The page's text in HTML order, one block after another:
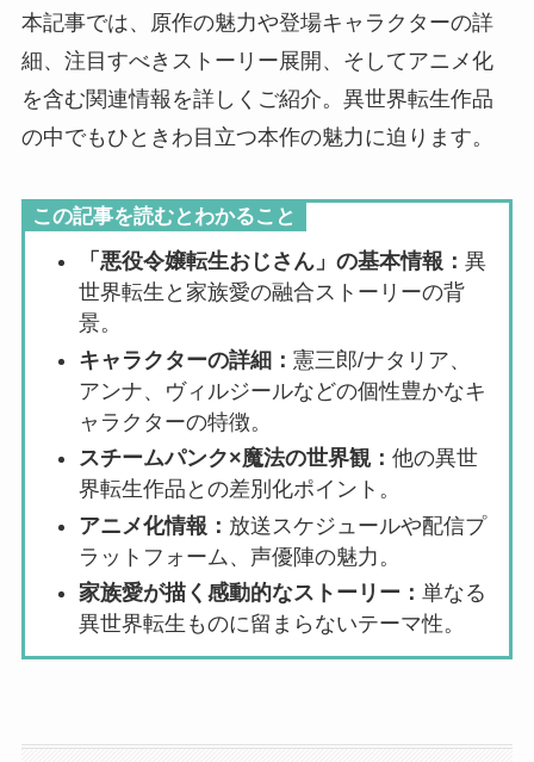
本記事では、原作の魅力や登場キャラクターの詳
細、注目すべきストーリー展開、そしてアニメ化
を含む関連情報を詳しくご紹介。異世界転生作品
の中でもひときわ目立つ本作の魅力に迫ります。
この記事を読むとわかること
「悪役令嬢転生おじさん」の基本情報： 異
世界転生と家族愛の融合ストーリーの背
景。
キャラクターの詳細： 憲三郎/ナタリア、
アンナ、ヴィルジールなどの個性豊かなキ
ャラクターの特徴。
スチームパンク×魔法の世界観： 他の異世
界転生作品との差別化ポイント。
アニメ化情報： 放送スケジュールや配信プ
ラットフォーム、声優陣の魅力。
家族愛が描く感動的なストーリー： 単なる
異世界転生ものに留まらないテーマ性。